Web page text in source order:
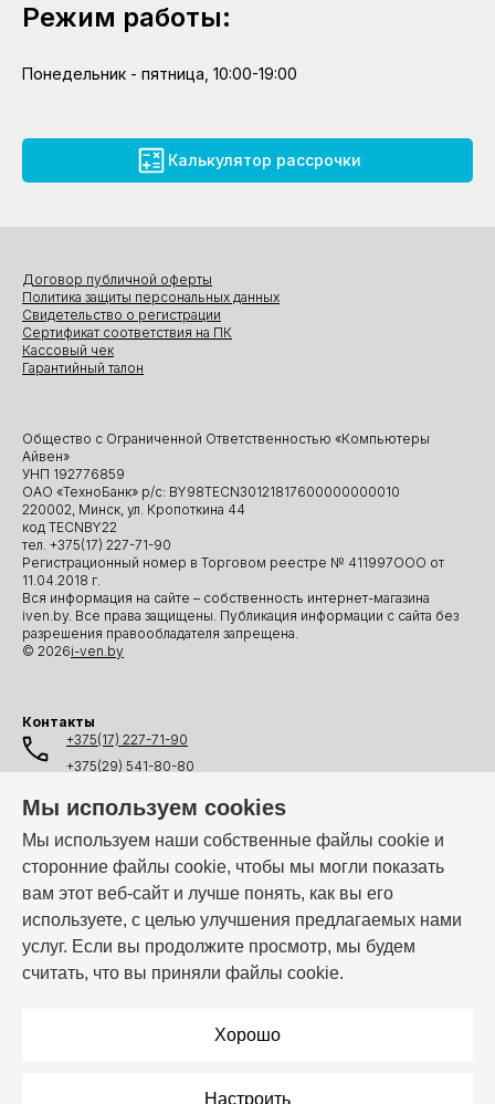
Мы используем cookies
Мы используем наши собственные файлы cookie и
сторонние файлы cookie, чтобы мы могли показать
вам этот веб-сайт и лучше понять, как вы его
используете, с целью улучшения предлагаемых нами
услуг. Если вы продолжите просмотр, мы будем
считать, что вы приняли файлы cookie.
Хорошо
Настроить
Режим работы:
Понедельник - пятница, 10:00-19:00
Калькулятор рассрочки
Общество с Ограниченной Ответственностью «Компьютеры
Айвен»
УНП 192776859
ОАО «ТехноБанк» р/с: BY98TECN30121817600000000010
220002, Минск, ул. Кропоткина 44
код TECNBY22
тел. +375(17) 227-71-90
Регистрационный номер в Торговом реестре № 411997ООО от
11.04.2018 г.
Вся информация на сайте – собственность интернет-магазина
iven.by. Все права защищены. Публикация информации с сайта без
разрешения правообладателя запрещена.
© 2026i-ven.by
Договор публичной оферты
Политика защиты персональных данных
Свидетельство о регистрации
Сертификат соответствия на ПК
Кассовый чек
Гарантийный талон
Контакты
+375(17) 227-71-90
+375(29) 541-80-80
+375(44) 541-80-80
info@i-ven.by
Мы в мессенджерах:
Режим работы: Пн–Пт: 10:00 – 19:00